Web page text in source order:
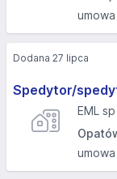
Spedytor/
EML
Dodana 27 lipca